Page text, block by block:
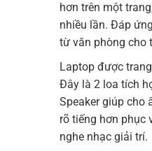
hơn trên một
nhiều lần. Đáp
từ văn phòng cho
Laptop được
Đây là 2 loa tích
Speaker giúp cho
rõ tiếng hơn phục
nghe nhạc giải trí.